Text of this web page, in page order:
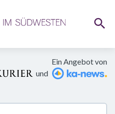
Ein Angebot von
und